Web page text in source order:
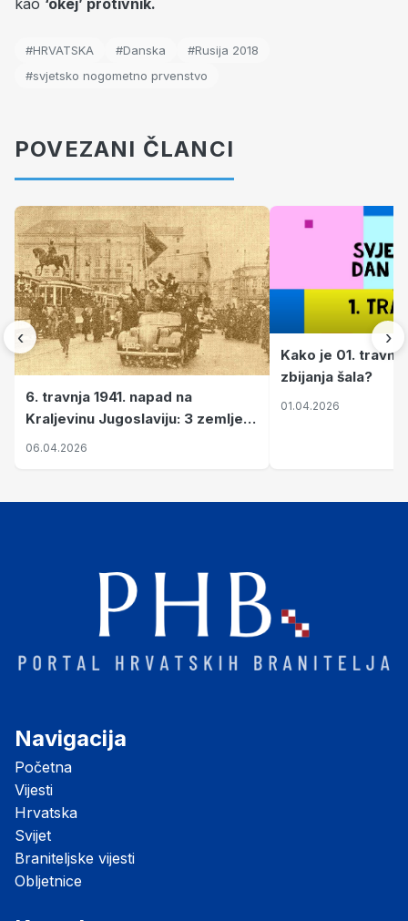
kao ‘okej’ protivnik.
#HRVATSKA #Danska
#Rusija 2018
#svjetsko nogometno prvenstvo
POVEZANI ČLANCI
‹
6. travnja 1941. napad na
Kraljevinu Jugoslaviju: 3 zemlje
nastale njenim raspadom
06.04.2026
Kako je 01.
zbijanja šala?
01.04.2026
›
Navigacija
Početna
Vijesti
Hrvatska
Svijet
Braniteljske vijesti
Obljetnice